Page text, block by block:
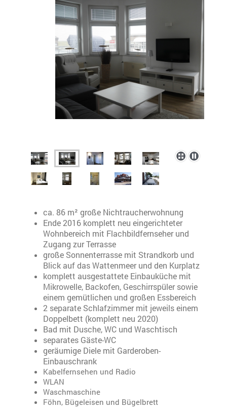
ca. 86 m² große Nichtraucherwohnung
Ende 2016 komplett neu eingerichteter
Wohnbereich mit Flachbildfernseher und
Zugang zur Terrasse
große Sonnenterrasse mit Strandkorb und
Blick auf das Wattenmeer und den Kurplatz
komplett ausgestattete Einbauküche mit
Mikrowelle, Backofen, Geschirrspüler sowie
einem gemütlichen und großen Essbereich
2 separate Schlafzimmer mit jeweils einem
Doppelbett (komplett neu 2020)
Bad mit Dusche, WC und Waschtisch
separates Gäste-WC
geräumige Diele mit Garderoben-
Einbauschrank
Kabelfernsehen und Radio
WLAN
Waschmaschine
Föhn, Bügeleisen und Bügelbrett